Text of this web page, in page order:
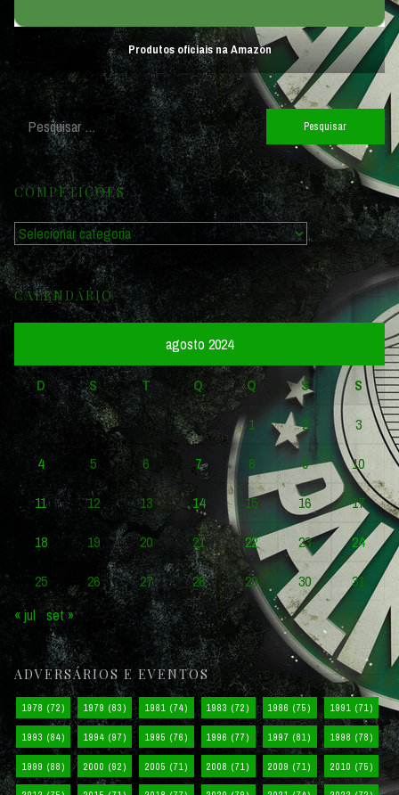
Produtos oficiais na Amazon
Pesquisar
por:
COMPETIÇÕES
Competições
CALENDÁRIO
agosto 2024
D S T Q Q S
S
1
2
3
4
5 6 7 8 9
10
11
12 13 14 15 16
17
18
19 20 21 22 23
24
25
26 27 28 29 30
31
« jul set »
ADVERSÁRIOS E EVENTOS
1978 (72) 1979 (83) 1981 (74) 1983 (72) 1986 (75) 1991 (71)
1993 (84) 1994 (97) 1995 (76) 1996 (77) 1997 (81) 1998 (78)
1999 (88) 2000 (92) 2005 (71) 2008 (71) 2009 (71) 2010 (75)